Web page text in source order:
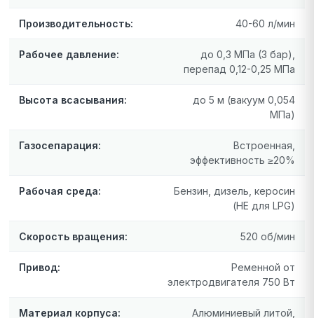
Производительность: 40-60 л/мин
Рабочее давление:
до 0,3 МПа (3 бар),
перепад 0,12-0,25 МПа
Высота всасывания:
до 5 м (вакуум 0,054
МПа)
Газосепарация:
Встроенная,
эффективность ≥20%
Рабочая среда:
Бензин, дизель, керосин
(НЕ для LPG)
Скорость вращения: 520 об/мин
Привод:
Ременной от
электродвигателя 750 Вт
Материал корпуса:
Алюминиевый литой,